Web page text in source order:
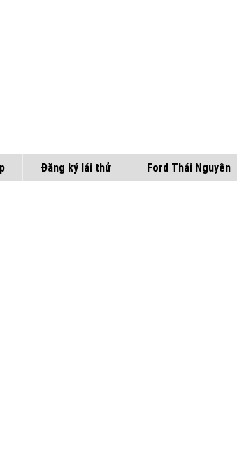
Đăng ký lái thử Ford Thái Nguyên